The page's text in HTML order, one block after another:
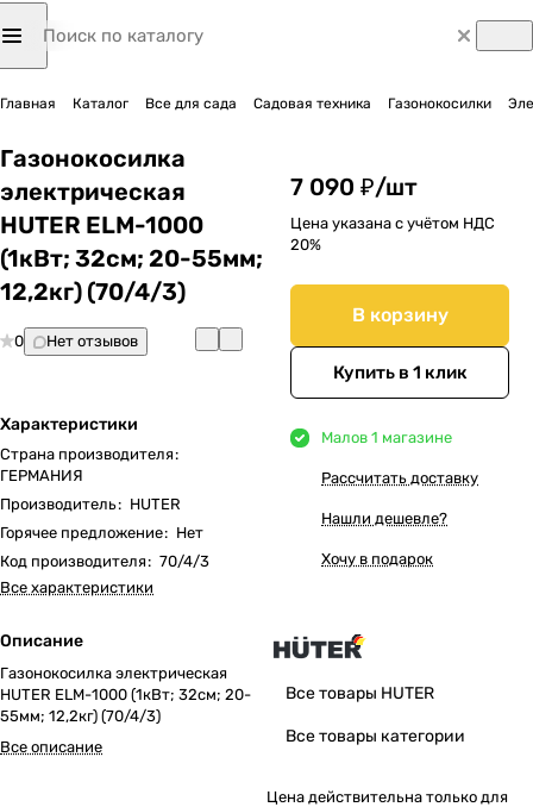
Главная Каталог Все для сада Садовая техника Газонокосилки
Газонокосилка
электрическая
HUTER ELM-1000
(1кВт; 32cм; 20-55мм;
12,2кг) (70/4/3)
0 Нет отзывов
Характеристики
Страна производителя:
ГЕРМАНИЯ
Производитель: HUTER
Горячее предложение: Нет
Код производителя: 70/4/3
Все характеристики
Описание
Газонокосилка электрическая
HUTER ELM-1000 (1кВт; 32cм; 20-
55мм; 12,2кг) (70/4/3)
Все описание
7 090 ₽/шт
Цена указана с учётом НДС
20%
В корзину
Купить в 1 клик
Малов 1 магазине
Рассчитать доставку
Нашли дешевле?
Хочу в подарок
Все товары HUTER
Все товары категории
Цена действительна только для